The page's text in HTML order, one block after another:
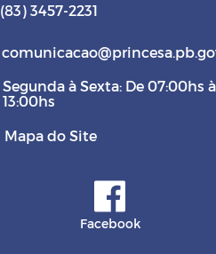
(83) 3457-2231
Segunda à Sexta: De 07:00hs
13:00hs
Mapa do Site
Facebook